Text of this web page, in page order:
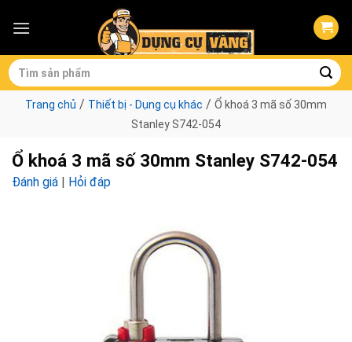
Tìm
kiếm:
Trang chủ / Thiết bị - Dụng cụ khác / Ổ khoá 3 mã số 30mm
Stanley S742-054
Ổ khoá 3 mã số 30mm Stanley S742-054
Đánh giá | Hỏi đáp